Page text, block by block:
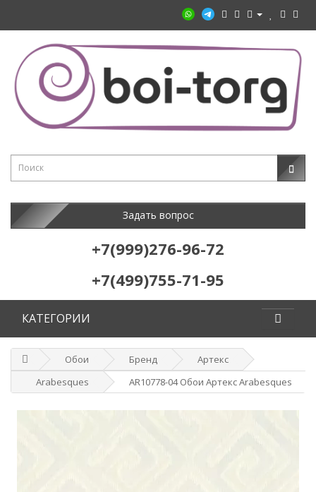
Задать вопрос
+7(999)276-96-72
+7(499)755-71-95
КАТЕГОРИИ
Обои Бренд
Артекс
Arabesques
AR10778-04 Обои Артекс Arabesques